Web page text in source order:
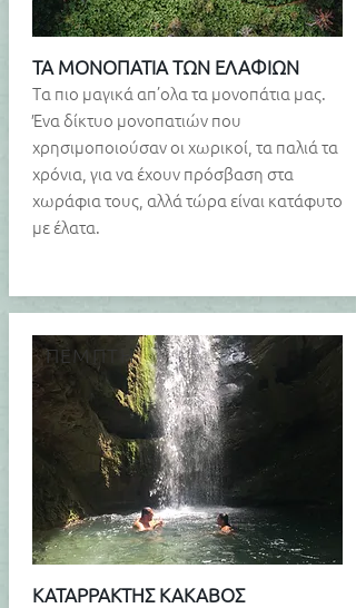
ΤΑ ΜΟΝΟΠΑΤΙΑ ΤΩΝ ΕΛΑΦΙΩΝ
​​Tα πιο μαγικά απ’ολα τα μονοπάτια μας.
Ένα δίκτυο μονοπατιών που
χρησιμοποιούσαν οι χωρικοί, τα παλιά τα
χρόνια, για να έχουν πρόσβαση στα
χωράφια τους, αλλά τώρα είναι κατάφυτο
με έλατα.
ΠΕΜΠΤΗ
ΚΑΤΑΡΡΑΚΤΗΣ ΚΑΚΑΒΟΣ